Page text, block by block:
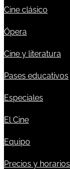
Cine clásico
Ópera
Cine y literatura
Pases educativos
Especiales
El Cine
Equipo
Precios y horarios